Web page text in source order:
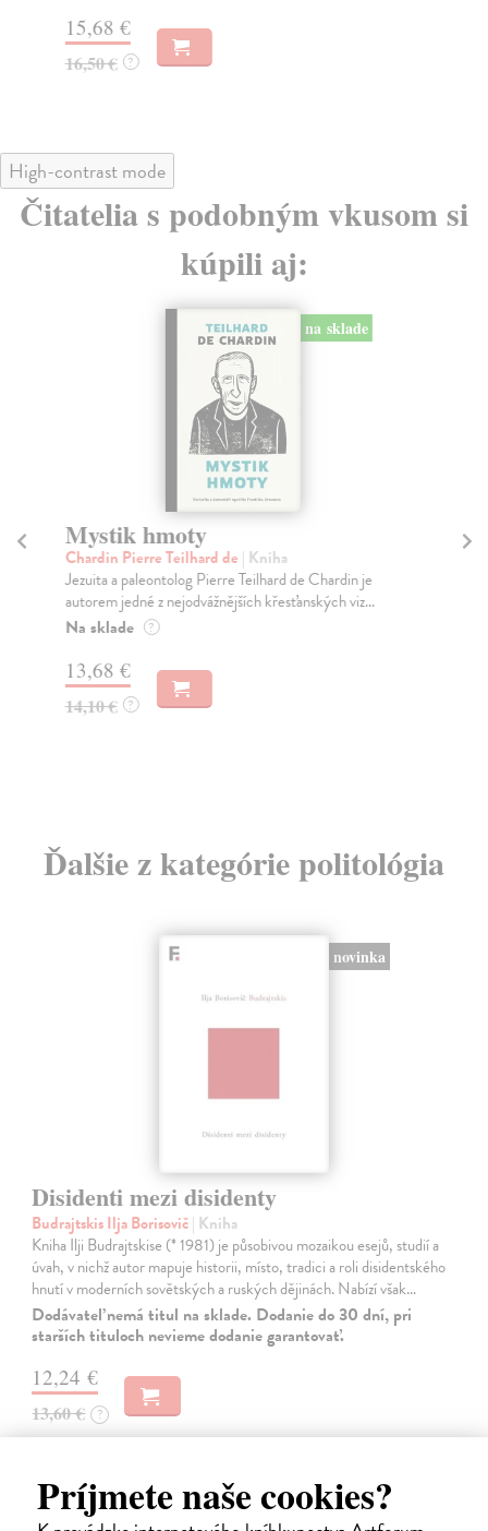
Príjmete naše cookies?
15,68 €
16,50 € ?
High-contrast mode
Čitatelia s podobným vkusom si
kúpili aj:
na sklade
Mystik hmoty
Chardin Pierre Teilhard de | Kniha
Jezuita a paleontolog Pierre Teilhard de Chardin je
autorem jedné z nejodvážnějších křesťanských viz...
Na sklade ?
13,68 €
14,10 € ?
Ďalšie z kategórie politológia
novinka
Disidenti mezi disidenty
Budrajtskis Ilja Borisovič| Kniha
Kniha Ilji Budrajtskise (* 1981) je působivou mozaikou esejů, studií a
úvah, v nichž autor mapuje historii, místo, tradici a roli disidentského
hnutí v moderních sovětských a ruských dějinách. Nabízí však…
Dodávateľ nemá titul na sklade. Dodanie do 30 dní, pri
starších tituloch nevieme dodanie garantovať.
12,24 €
13,60 € ?